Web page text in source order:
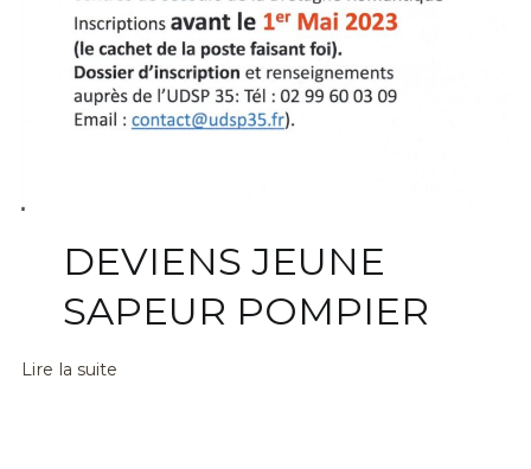
DEVIENS JEUNE
SAPEUR POMPIER
Lire la suite